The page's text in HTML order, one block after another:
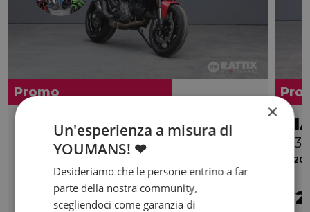
Promo
DUCATI Monster 937
plus my21
€ 11.290
10.290 €180
S
2020
×
Un'esperienza a misura di
YOUMANS! ❤
Desideriamo che le persone entrino a far
parte della nostra community,
scegliendoci come garanzia di